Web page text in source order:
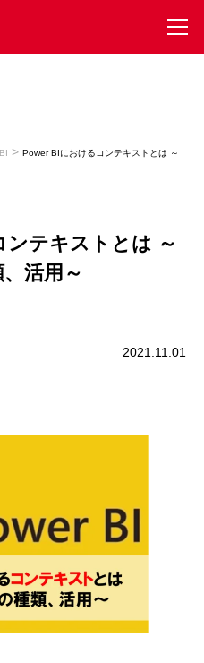
> Power BIにおけるコンテキストとは ～
テキストとは ～
活用～
2021.11.01